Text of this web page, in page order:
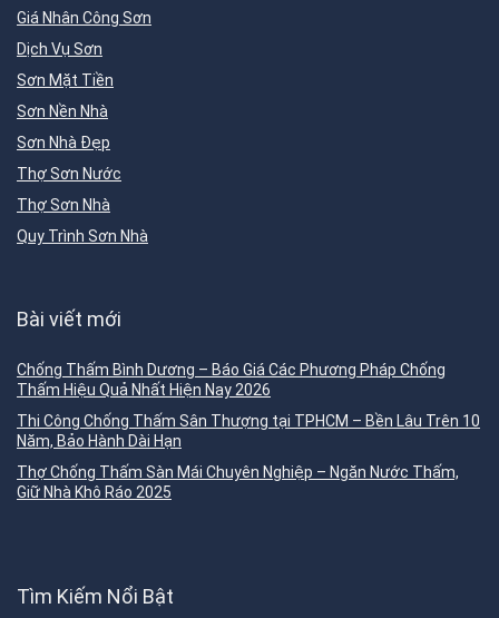
Giá Nhân Công Sơn
Dịch Vụ Sơn
Sơn Mặt Tiền
Sơn Nền Nhà
Sơn Nhà Đẹp
Thợ Sơn Nước
Thợ Sơn Nhà
Quy Trình Sơn Nhà
Bài viết mới
Chống Thấm Bình Dương – Báo Giá Các Phương Pháp Chống
Thấm Hiệu Quả Nhất Hiện Nay 2026
Thi Công Chống Thấm Sân Thượng tại TPHCM – Bền Lâu Trên 10
Năm, Bảo Hành Dài Hạn
Thợ Chống Thấm Sàn Mái Chuyên Nghiệp – Ngăn Nước Thấm,
Giữ Nhà Khô Ráo 2025
Tìm Kiếm Nổi Bật